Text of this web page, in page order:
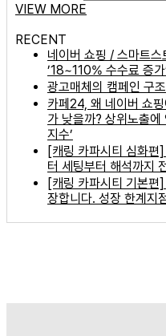
VIEW MORE
RECENT
네이버 쇼핑 / 스마트
’18~110% 수수료 증가
광고매체의 캠페인 구
카페24, 왜 네이버 쇼
가 낮을까? 상위노출에
지수’
[캐링 카파시티 심화편
터 세팅부터 해석까지
[캐링 카파시티 기본편
장합니다. 성장 한계지